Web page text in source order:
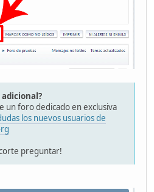
un foro dedicado en exclusiva
los nuevos usuarios de
preguntar!